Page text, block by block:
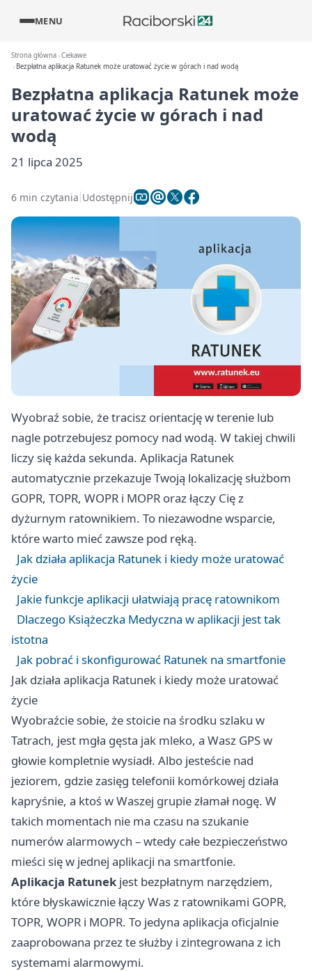
MENU
Strona główna Ciekawe
Bezpłatna aplikacja Ratunek może uratować życie w górach i nad wodą
Bezpłatna aplikacja Ratunek może
uratować życie w górach i nad
wodą
21 lipca 2025
6 min czytania Udostępnij
Wyobraź sobie, że tracisz orientację w terenie lub
nagle potrzebujesz pomocy nad wodą. W takiej chwili
liczy się każda sekunda. Aplikacja Ratunek
automatycznie przekazuje Twoją lokalizację służbom
GOPR, TOPR, WOPR i MOPR oraz łączy Cię z
dyżurnym ratownikiem. To niezawodne wsparcie,
które warto mieć zawsze pod ręką.
Jak działa aplikacja Ratunek i kiedy może uratować
życie
Jakie funkcje aplikacji ułatwiają pracę ratownikom
Dlaczego Książeczka Medyczna w aplikacji jest tak
istotna
Jak pobrać i skonfigurować Ratunek na smartfonie
Jak działa aplikacja Ratunek i kiedy może uratować
życie
Wyobraźcie sobie, że stoicie na środku szlaku w
Tatrach, jest mgła gęsta jak mleko, a Wasz GPS w
głowie kompletnie wysiadł. Albo jesteście nad
jeziorem, gdzie zasięg telefonii komórkowej działa
kapryśnie, a ktoś w Waszej grupie złamał nogę. W
takich momentach nie ma czasu na szukanie
numerów alarmowych – wtedy całe bezpieczeństwo
mieści się w jednej aplikacji na smartfonie.
Aplikacja Ratunek jest bezpłatnym narzędziem,
które błyskawicznie łączy Was z ratownikami GOPR,
TOPR, WOPR i MOPR. To jedyna aplikacja oficjalnie
zaaprobowana przez te służby i zintegrowana z ich
systemami alarmowymi.